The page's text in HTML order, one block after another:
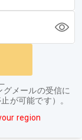
グメールの受信に
が可能です）。
region